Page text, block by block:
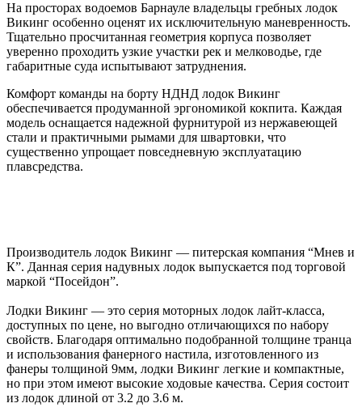
Производитель лодок Викинг — питерская компания “Мнев и
К”. Данная серия надувных лодок выпускается под торговой
маркой “Посейдон”.
Лодки Викинг — это серия моторных лодок лайт-класса,
доступных по цене, но выгодно отличающихся по набору
свойств. Благодаря оптимально подобранной толщине транца
и использования фанерного настила, изготовленного из
фанеры толщиной 9мм, лодки Викинг легкие и компактные,
но при этом имеют высокие ходовые качества. Серия состоит
из лодок длиной от 3.2 до 3.6 м.
На просторах водоемов Барнауле владельцы гребных лодок
Викинг особенно оценят их исключительную маневренность.
Тщательно просчитанная геометрия корпуса позволяет
уверенно проходить узкие участки рек и мелководье, где
габаритные суда испытывают затруднения.
Комфорт команды на борту НДНД лодок Викинг
обеспечивается продуманной эргономикой кокпита. Каждая
модель оснащается надежной фурнитурой из нержавеющей
стали и практичными рымами для швартовки, что
существенно упрощает повседневную эксплуатацию
плавсредства.